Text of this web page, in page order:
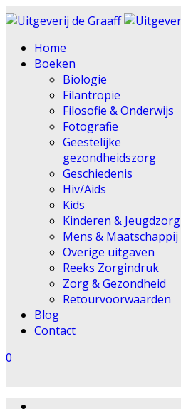
Home
Boeken
Biologie
Filantropie
Filosofie & Onderwijs
Fotografie
Geestelijke
gezondheidszorg
Geschiedenis
Hiv/Aids
Kids
Kinderen & Jeugdzorg
Mens & Maatschappij
Overige uitgaven
Reeks Zorgindruk
Zorg & Gezondheid
Retourvoorwaarden
Blog
Contact
0